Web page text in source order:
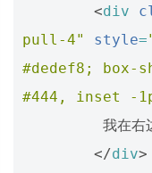
<div
pull-4"
style=
#dedef8; box-
#444, inset -
</div>